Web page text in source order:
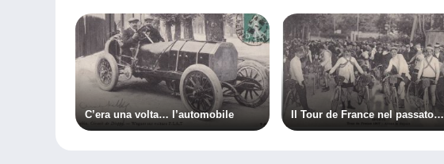
C’era una volta… l’automobile Il Tour de France nel passato…